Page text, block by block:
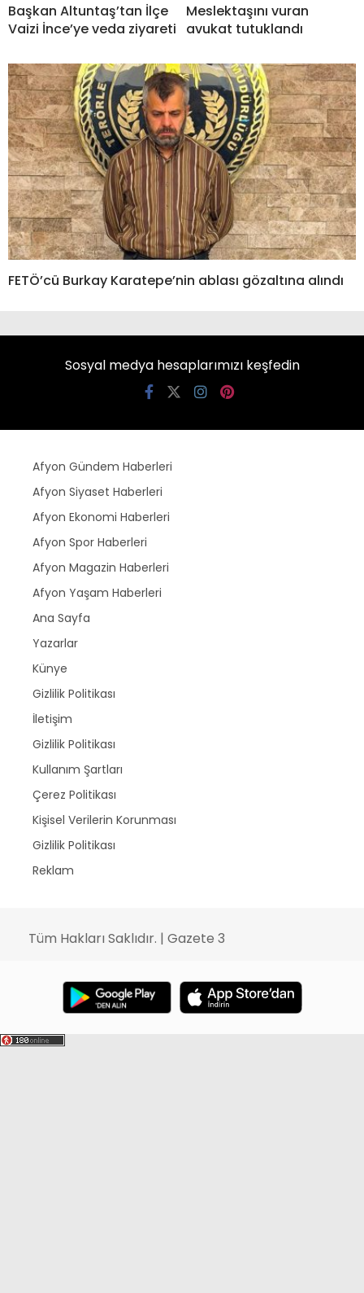
Başkan Altuntaş’tan İlçe
Vaizi İnce’ye veda ziyareti
Meslektaşını vuran
avukat tutuklandı
FETÖ’cü Burkay Karatepe’nin ablası gözaltına alındı
Sosyal medya hesaplarımızı keşfedin
Afyon Gündem Haberleri
Afyon Siyaset Haberleri
Afyon Ekonomi Haberleri
Afyon Spor Haberleri
Afyon Magazin Haberleri
Afyon Yaşam Haberleri
Ana Sayfa
Yazarlar
Künye
Gizlilik Politikası
İletişim
Gizlilik Politikası
Kullanım Şartları
Çerez Politikası
Kişisel Verilerin Korunması
Gizlilik Politikası
Reklam
Tüm Hakları Saklıdır. | Gazete 3